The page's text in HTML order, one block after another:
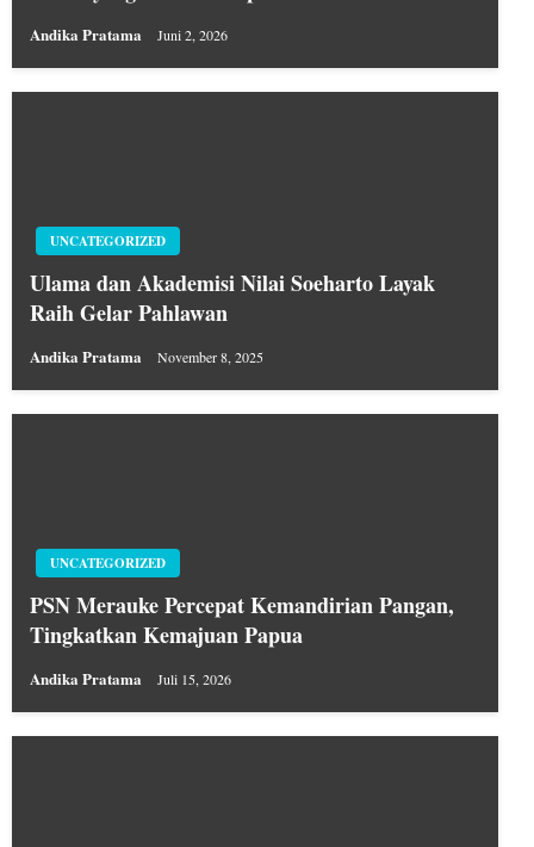
Andika Pratama Juni 2, 2026
UNCATEGORIZED
Ulama dan Akademisi Nilai Soeharto Layak
Raih Gelar Pahlawan
Andika Pratama November 8, 2025
UNCATEGORIZED
PSN Merauke Percepat Kemandirian Pangan,
Tingkatkan Kemajuan Papua
Andika Pratama Juli 15, 2026